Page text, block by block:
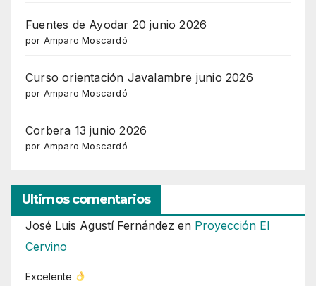
Fuentes de Ayodar 20 junio 2026
por Amparo Moscardó
Curso orientación Javalambre junio 2026
por Amparo Moscardó
Corbera 13 junio 2026
por Amparo Moscardó
Ultimos comentarios
José Luis Agustí Fernández en Proyección El
Cervino
Excelente